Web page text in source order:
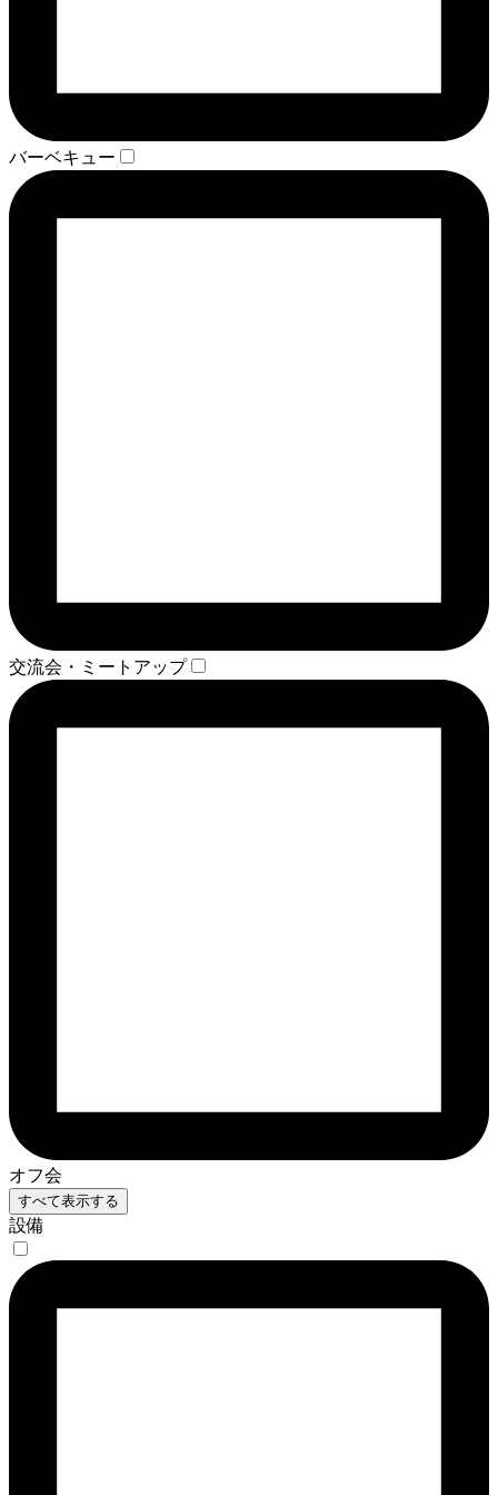
バーベキュー
交流会・ミートアップ
オフ会
すべて表示する
設備